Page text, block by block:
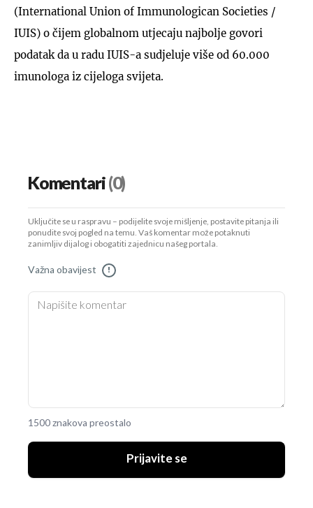
(International Union of Immunologican Societies /
IUIS) o čijem globalnom utjecaju najbolje govori
podatak da u radu IUIS-a sudjeluje više od 60.000
imunologa iz cijeloga svijeta.
Komentari(0)
Uključite se u raspravu – podijelite svoje mišljenje, postavite pitanja ili
ponudite svoj pogled na temu. Vaš komentar može potaknuti
zanimljiv dijalog i obogatiti zajednicu našeg portala.
Važna obavijest !
1500 znakova preostalo
Prijavite se